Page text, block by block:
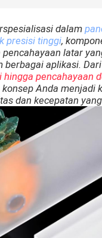
dalam
presisi tinggi,
latar
berbagai aplikasi. Dari
hingga pencahayaan
Anda menjadi
dan kecepatan